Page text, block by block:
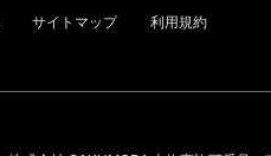
サイトマップ 利用規約